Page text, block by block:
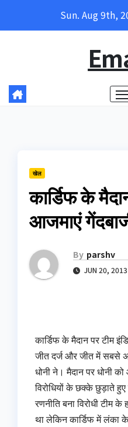
Sun. Aug 9th,
खेल
कार्डिफ के
आजमाएं
By parshv
JUN 20, 2013
कार्डिफ के मैदान पर टीम
जीत दर्ज और जीत में सबसे
धोनी ने। मैदान पर धोनी
विरोधियों के छक्के छुड़ाते
रणनीति बना विरोधी टीम
था लेकिन कार्डिफ में लंका